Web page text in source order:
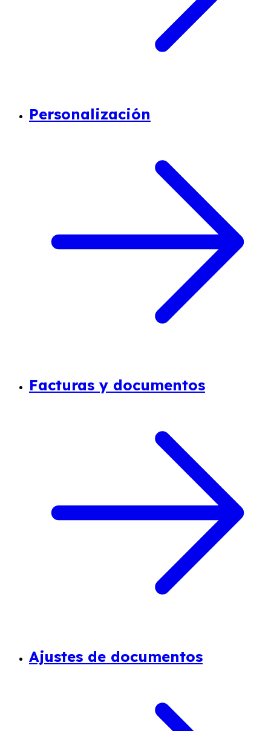
Personalización
Facturas y documentos
Ajustes de documentos